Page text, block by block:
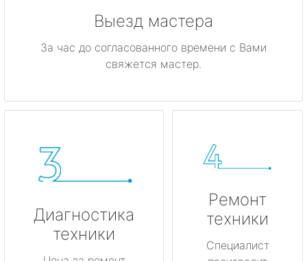
Выезд мастера
За час до согласованного времени с Вами
свяжется мастер.
Диагностика
техники
Ремонт
техники
Специалист